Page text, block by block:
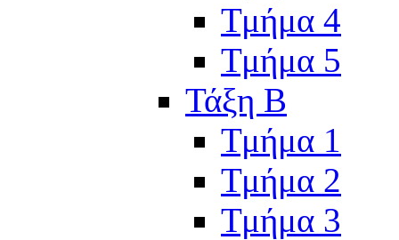
Τμήμα 4
Τμήμα 5
Τάξη Β
Τμήμα 1
Τμήμα 2
Τμήμα 3